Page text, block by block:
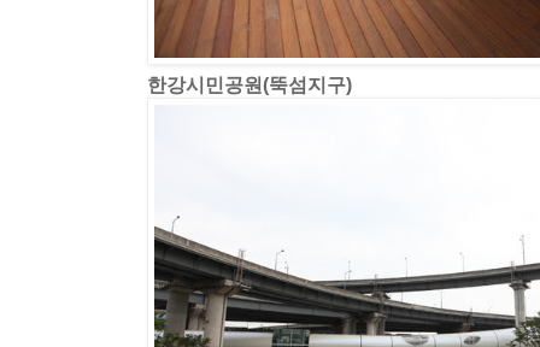
한강시민공원(뚝섬지구)